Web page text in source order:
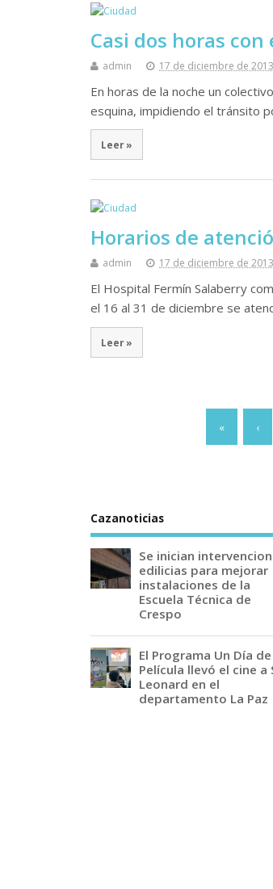
Casi dos horas
admin 17 de diciembre de 2013
En horas de la noche un
esquina, impidiendo el tránsito
Leer »
Horarios de
admin 17 de diciembre de 2013
El Hospital Fermín Salaberry
el 16 al 31 de diciembre se
Leer »
« ‹
Cazanoticias
Se inician
edilicias para mejorar
instalaciones de la
Escuela Técnica de
Crespo
El Programa Un Día de
Película llevó el cine a
Leonard en el
departamento La Paz